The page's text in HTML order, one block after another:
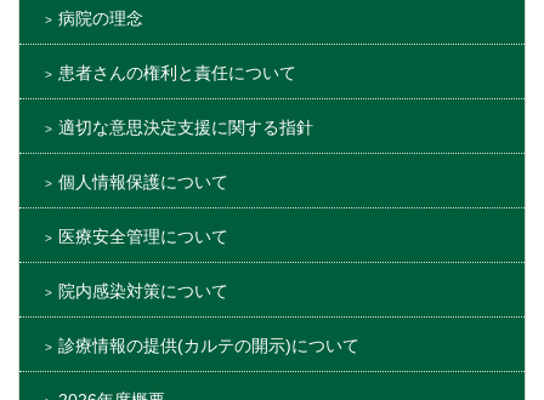
病院の理念
患者さんの権利と責任について
適切な意思決定支援に関する指針
個人情報保護について
医療安全管理について
院内感染対策について
診療情報の提供(カルテの開示)について